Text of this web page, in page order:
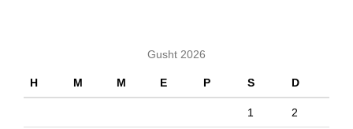
Gusht 2026
H M M E P S D
1 2